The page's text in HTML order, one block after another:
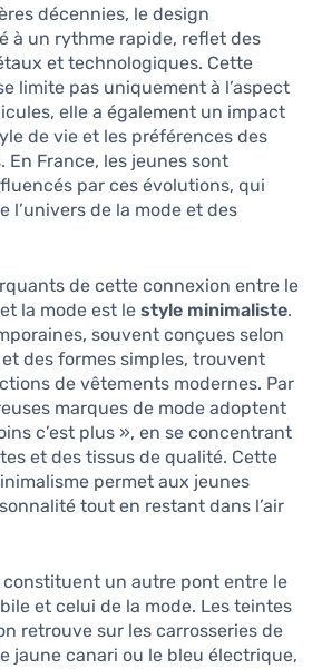
décennies, le design
à un rythme rapide, reflet des
et technologiques. Cette
limite pas uniquement à l’aspect
elle a également un impact
de vie et les préférences des
En France, les jeunes sont
par ces évolutions, qui
l’univers de la mode et des
de cette connexion entre le
la mode est le style minimaliste.
souvent conçues selon
des formes simples, trouvent
de vêtements modernes. Par
marques de mode adoptent
c’est plus », en se concentrant
et des tissus de qualité. Cette
permet aux jeunes
tout en restant dans l’air
constituent un autre pont entre le
et celui de la mode. Les teintes
retrouve sur les carrosseries de
jaune canari ou le bleu électrique,